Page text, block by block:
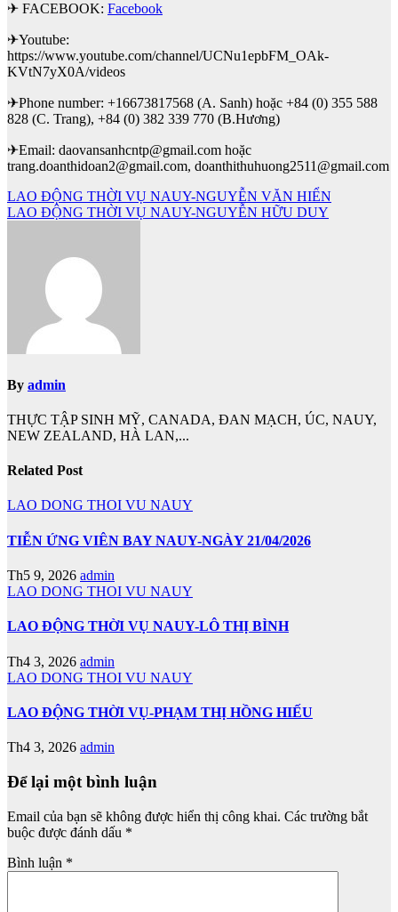
✈ FACEBOOK: Facebook
✈Youtube:
https://www.youtube.com/channel/UCNu1epbFM_OAk-
KVtN7yX0A/videos
✈Phone number: +16673817568 (A. Sanh) hoặc +84 (0) 355 588
828 (C. Trang), +84 (0) 382 339 770 (B.Hương)
✈Email: daovansanhcntp@gmail.com hoặc
trang.doanthidoan2@gmail.com, doanthithuhuong2511@gmail.com
Điều
hướng
LAO ĐỘNG THỜI VỤ NAUY-NGUYỄN VĂN HIỂN
LAO ĐỘNG THỜI VỤ NAUY-NGUYỄN HỮU DUY
By admin
THỰC TẬP SINH MỸ, CANADA, ĐAN MẠCH, ÚC, NAUY,
NEW ZEALAND, HÀ LAN,...
Related Post
LAO DONG THOI VU NAUY
TIỄN ỨNG VIÊN BAY NAUY-NGÀY 21/04/2026
Th5 9, 2026 admin
LAO DONG THOI VU NAUY
LAO ĐỘNG THỜI VỤ NAUY-LÔ THỊ BÌNH
Th4 3, 2026 admin
LAO DONG THOI VU NAUY
LAO ĐỘNG THỜI VỤ-PHẠM THỊ HỒNG HIẾU
Th4 3, 2026 admin
Để lại một bình luận
Email của bạn sẽ không được hiển thị công khai. Các trường bắt
buộc được đánh dấu *
Bình luận *